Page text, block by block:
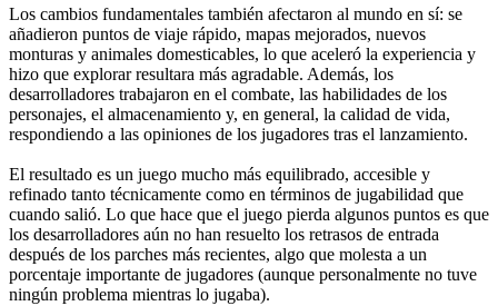
Los cambios fundamentales también afectaron al mundo en sí: se
añadieron puntos de viaje rápido, mapas mejorados, nuevos
monturas y animales domesticables, lo que aceleró la experiencia y
hizo que explorar resultara más agradable. Además, los
desarrolladores trabajaron en el combate, las habilidades de los
personajes, el almacenamiento y, en general, la calidad de vida,
respondiendo a las opiniones de los jugadores tras el lanzamiento.
El resultado es un juego mucho más equilibrado, accesible y
refinado tanto técnicamente como en términos de jugabilidad que
cuando salió. Lo que hace que el juego pierda algunos puntos es que
los desarrolladores aún no han resuelto los retrasos de entrada
después de los parches más recientes, algo que molesta a un
porcentaje importante de jugadores (aunque personalmente no tuve
ningún problema mientras lo jugaba).